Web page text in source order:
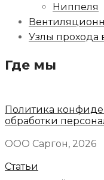
Ниппеля
Узлы прохода
Где мы
Политика
обработки
ООО Саргон, 2026
Статьи